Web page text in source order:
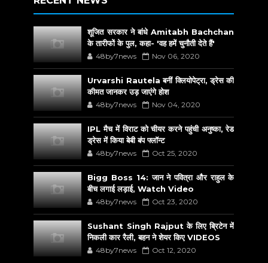
शूजित सरकार ने बांधे Amitabh Bachchan
के तारीफों के पुल, कहा- 'वह हमें चुनौती देते हैं'
48by7news Nov 06, 2020
Urvarshi Rautela बनीं क्लियोपेट्रा, ड्रेस की
कीमत जानकर उड़ जाएंगे होश
48by7news Nov 04, 2020
IPL मैच में विराट को चीयर करने पहुंची अनुष्का, रेड
ड्रेस में किया बेबी बंप फ्लॉन्ट
48by7news Oct 25, 2020
Bigg Boss 14: जान ने पवित्रा और राहुल के
बीच लगाई लड़ाई, Watch Video
48by7news Oct 23, 2020
Sushant Singh Rajput के लिए ब्रिटेन में
निकली कार रैली, बहन ने शेयर किए VIDEOS
48by7news Oct 12, 2020